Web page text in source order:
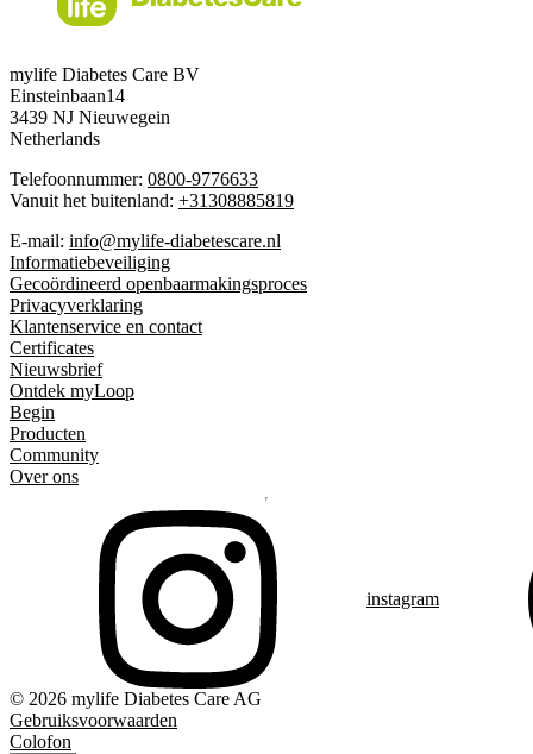
mylife Diabetes Care BV
Einsteinbaan14
3439 NJ Nieuwegein
Netherlands
Telefoonnummer: 0800-9776633
Vanuit het buitenland: +31308885819
E-mail: info@mylife-diabetescare.nl
Informatiebeveiliging
Gecoördineerd openbaarmakingsproces
Privacyverklaring
Klantenservice en contact
Certificates
Nieuwsbrief
Ontdek myLoop
Begin
Producten
Community
Over ons
instagram
© 2026 mylife Diabetes Care AG
Gebruiksvoorwaarden
Colofon